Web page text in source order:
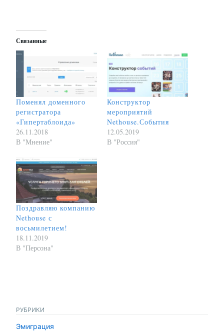
Связанные
Поменял доменного
регистратора
«Гипертаблоида»
26.11.2018
В "Мнение"
Конструктор
мероприятий
Nethouse.События
12.05.2019
В "Россия"
Поздравляю компанию
Nethouse с
восьмилетием!
18.11.2019
В "Персона"
РУБРИКИ
Эмиграция